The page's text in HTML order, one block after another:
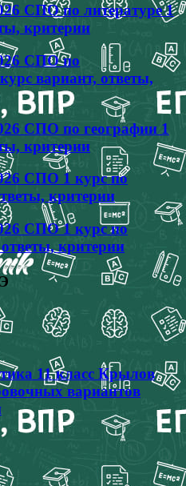
СПО по литературе 1
критерии
СПО по
вариант, ответы,
СПО по географии 1
критерии
СПО 1 курс по
критерии
СПО 1 курс по
критерии
11 класс Крылов
вариантов